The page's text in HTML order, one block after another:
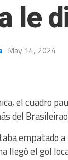
le
May 14, 2024
el cuadro
del
empatado
llegó el gol